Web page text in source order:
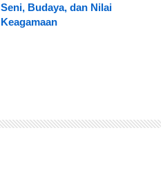
Seni, Budaya, dan Nilai
Keagamaan